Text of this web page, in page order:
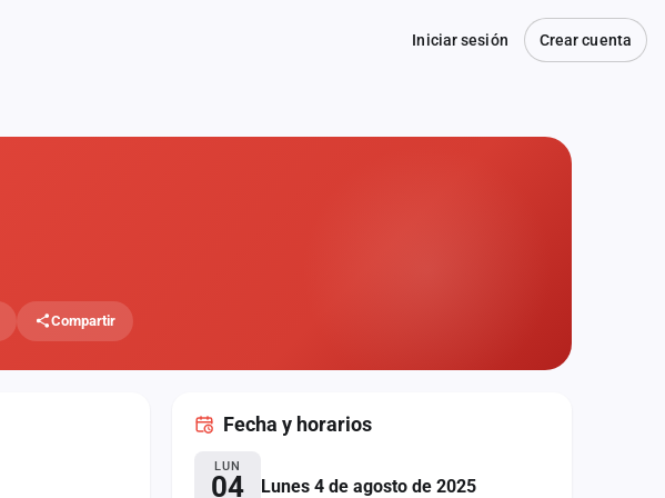
Iniciar sesión Crear cuenta
Compartir
Fecha y horarios
LUN
04 Lunes 4 de agosto de 2025